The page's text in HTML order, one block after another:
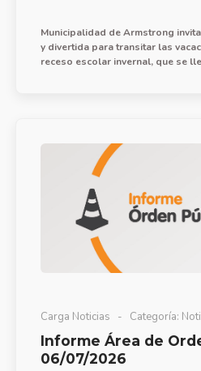
Municipalidad de Armstrong
y divertida para transitar las
receso escolar invernal, que se
Carga Noticias Categoría:
Informe Área de
06/07/2026